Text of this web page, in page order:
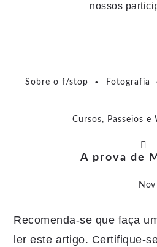
nossos
Sobre o f/stop Fotografia
Cursos, Passeios e
À prova de
Recomenda-se que faça
ler este artigo. Certifique-